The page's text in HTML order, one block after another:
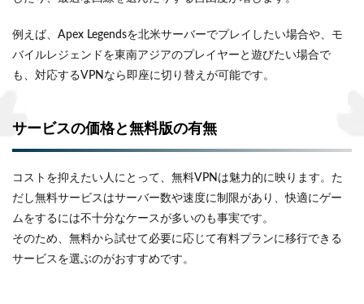
例えば、Apex Legendsを北米サーバーでプレイしたい場合や、モ
バイルレジェンドを東南アジアのプレイヤーと遊びたい場合で
も、対応するVPNなら即座に切り替えが可能です。
サービスの価格と無料版の有無
コストを抑えたい人にとって、無料VPNは魅力的に映ります。た
だし無料サービスはサーバー数や速度に制限があり、快適にゲー
ムをするには不十分なケースが多いのも事実です。
そのため、無料から試せて必要に応じて有料プランに移行できる
サービスを選ぶのがおすすめです。